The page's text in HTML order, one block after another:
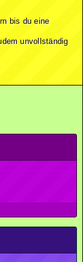
bis du eine
unvollständig